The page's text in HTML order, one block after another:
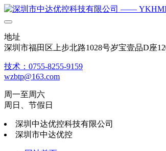
地址
深圳市福田区上步北路1028号岁宝壹品D座
技术：0755-8255-9159
wzbtp@163.com
周一至周六
周日、节假日
深圳中达优控科技有限公司
深圳市中达优控